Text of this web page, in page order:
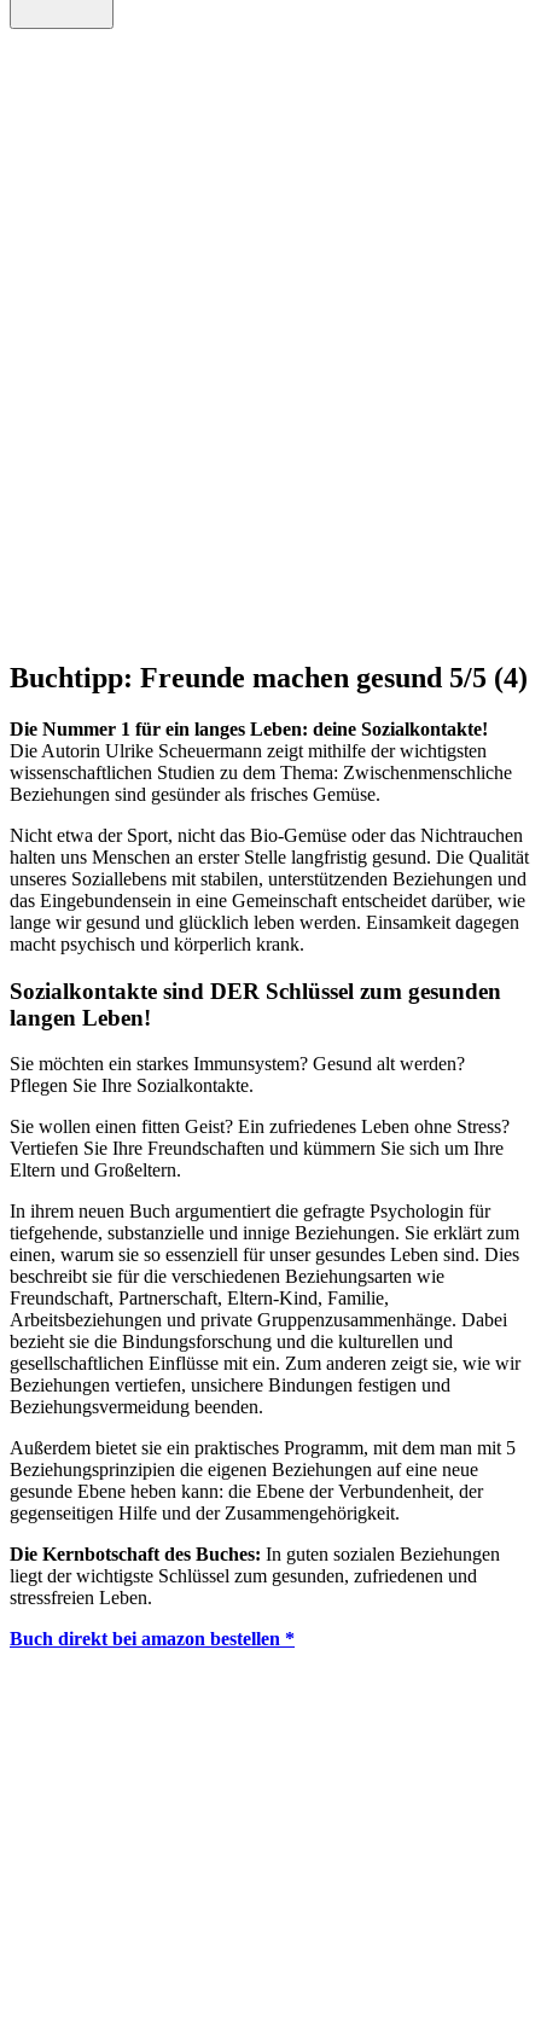
Buchtipp: Freunde machen gesund 5/5 (4)
Die Nummer 1 für ein langes Leben: deine Sozialkontakte!
Die Autorin Ulrike Scheuermann zeigt mithilfe der wichtigsten
wissenschaftlichen Studien zu dem Thema: Zwischenmenschliche
Beziehungen sind gesünder als frisches Gemüse.
Nicht etwa der Sport, nicht das Bio-Gemüse oder das Nichtrauchen
halten uns Menschen an erster Stelle langfristig gesund. Die Qualität
unseres Soziallebens mit stabilen, unterstützenden Beziehungen und
das Eingebundensein in eine Gemeinschaft entscheidet darüber, wie
lange wir gesund und glücklich leben werden. Einsamkeit dagegen
macht psychisch und körperlich krank.
Sozialkontakte sind DER Schlüssel zum gesunden
langen Leben!
Sie möchten ein starkes Immunsystem? Gesund alt werden?
Pflegen Sie Ihre Sozialkontakte.
Sie wollen einen fitten Geist? Ein zufriedenes Leben ohne Stress?
Vertiefen Sie Ihre Freundschaften und kümmern Sie sich um Ihre
Eltern und Großeltern.
In ihrem neuen Buch argumentiert die gefragte Psychologin für
tiefgehende, substanzielle und innige Beziehungen. Sie erklärt zum
einen, warum sie so essenziell für unser gesundes Leben sind. Dies
beschreibt sie für die verschiedenen Beziehungsarten wie
Freundschaft, Partnerschaft, Eltern-Kind, Familie,
Arbeitsbeziehungen und private Gruppenzusammenhänge. Dabei
bezieht sie die Bindungsforschung und die kulturellen und
gesellschaftlichen Einflüsse mit ein. Zum anderen zeigt sie, wie wir
Beziehungen vertiefen, unsichere Bindungen festigen und
Beziehungsvermeidung beenden.
Außerdem bietet sie ein praktisches Programm, mit dem man mit 5
Beziehungsprinzipien die eigenen Beziehungen auf eine neue
gesunde Ebene heben kann: die Ebene der Verbundenheit, der
gegenseitigen Hilfe und der Zusammengehörigkeit.
Die Kernbotschaft des Buches: In guten sozialen Beziehungen
liegt der wichtigste Schlüssel zum gesunden, zufriedenen und
stressfreien Leben.
Buch direkt bei amazon bestellen *